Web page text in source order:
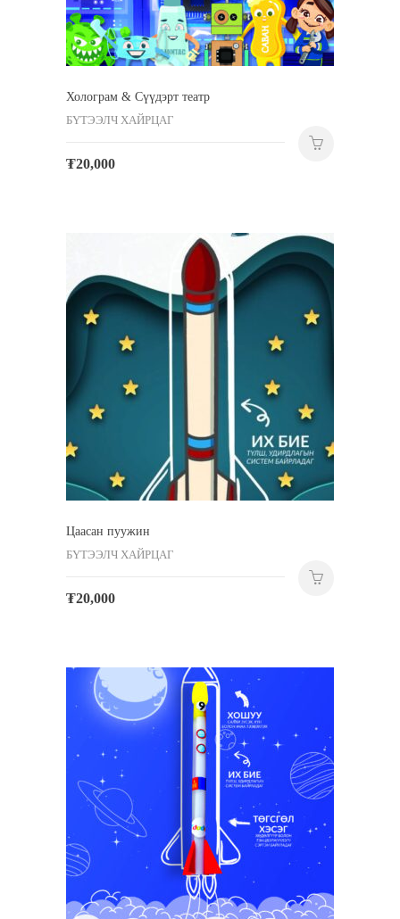
Холограм & Сүүдэрт театр
БҮТЭЭЛЧ ХАЙРЦАГ
₮20,000
Цаасан пуужин
БҮТЭЭЛЧ ХАЙРЦАГ
₮20,000